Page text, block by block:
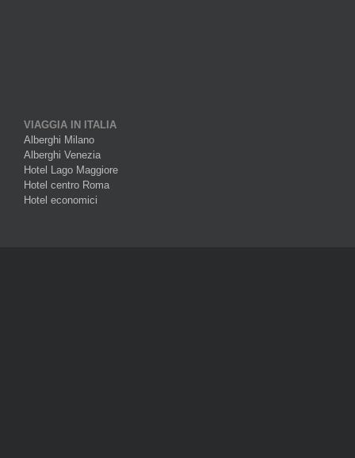
VIAGGIA IN ITALIA
Alberghi Milano
Alberghi Venezia
Hotel Lago Maggiore
Hotel centro Roma
Hotel economici